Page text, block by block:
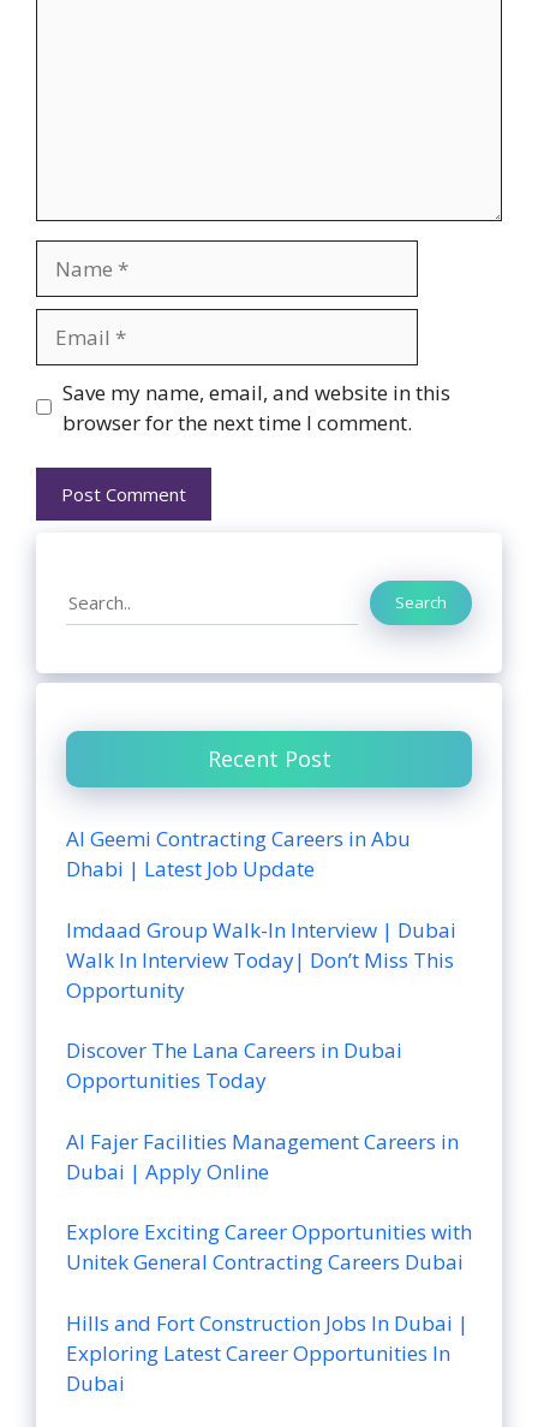
Website
Save my name, email, and website in this
browser for the next time I comment.
Search Search
Recent Post
Al Geemi Contracting Careers in Abu
Dhabi | Latest Job Update
Imdaad Group Walk-In Interview | Dubai
Walk In Interview Today| Don’t Miss This
Opportunity
Discover The Lana Careers in Dubai
Opportunities Today
Al Fajer Facilities Management Careers in
Dubai | Apply Online
Explore Exciting Career Opportunities with
Unitek General Contracting Careers Dubai
Hills and Fort Construction Jobs In Dubai |
Exploring Latest Career Opportunities In
Dubai